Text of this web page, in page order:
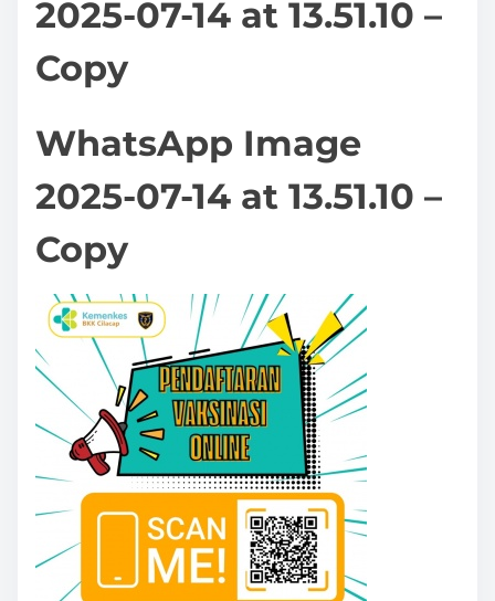
2025-07-14 at 13.51.10 –
Copy
WhatsApp Image
2025-07-14 at 13.51.10 –
Copy